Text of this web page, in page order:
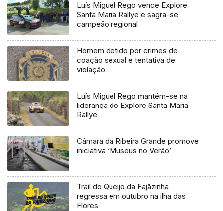
Luís Miguel Rego vence Explore
Santa Maria Rallye e sagra-se
campeão regional
Homem detido por crimes de
coação sexual e tentativa de
violação
Luís Miguel Rego mantém-se na
liderança do Explore Santa Maria
Rallye
Câmara da Ribeira Grande promove
iniciativa ‘Museus no Verão’
Trail do Queijo da Fajãzinha
regressa em outubro na ilha das
Flores